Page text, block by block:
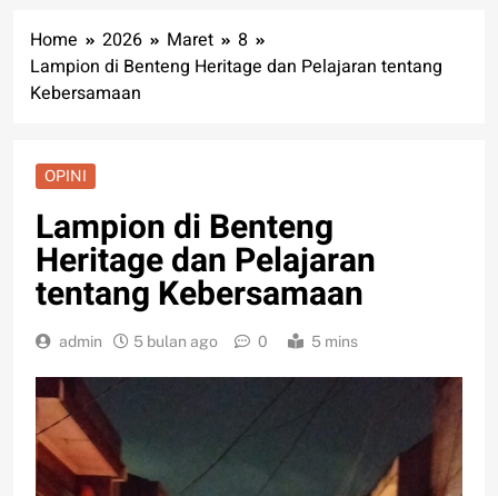
Home 2026 Maret
8
Lampion di Benteng Heritage dan Pelajaran tentang
Kebersamaan
OPINI
Lampion di Benteng
Heritage dan Pelajaran
tentang Kebersamaan
admin 5 bulan ago 0 5 mins